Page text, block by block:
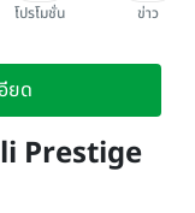
โปรโมชั่น ข่าว
ยด
Prestige